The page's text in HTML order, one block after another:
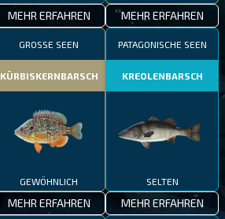
MEHR ERFAHREN MEHR ERFAHREN
GROSSE SEEN
KÜRBISKERNBARSCH
GEWÖHNLICH
MEHR ERFAHREN
PATAGONISCHE SEEN
KREOLENBARSCH
SELTEN
MEHR ERFAHREN